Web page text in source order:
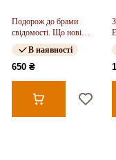
Подорож до брами
свідомості. Що нові
дослідження
психоделіків
відкривають нам про
В наявності
650 ₴